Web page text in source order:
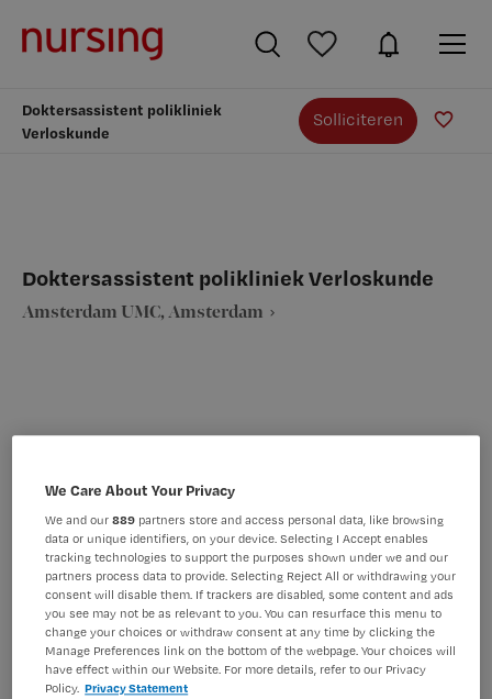
Doktersassistent polikliniek
Verloskunde
Solliciteren
Doktersassistent polikliniek Verloskunde
Amsterdam UMC, Amsterdam
BRANCHE
Ziekenhuis
AANSTELLING
Tijdelijk met uitzicht op vast
PLAATSINGSDATUM
24 juni 2025
NIVEAU
MBO
ERVARING
Niet nader bepaald
DIENSTVERBAND
Parttime
We Care About Your Privacy
We and our889 partners store and access personal data, like browsing
data or unique identifiers, on your device. Selecting I Accept enables
tracking technologies to support the purposes shown under we and our
partners process data to provide. Selecting Reject All or withdrawing your
consent will disable them. If trackers are disabled, some content and ads
you see may not be as relevant to you. You can resurface this menu to
change your choices or withdraw consent at any time by clicking the
Manage Preferences link on the bottom of the webpage. Your choices will
have effect within our Website. For more details, refer to our Privacy
Policy. Privacy Statement